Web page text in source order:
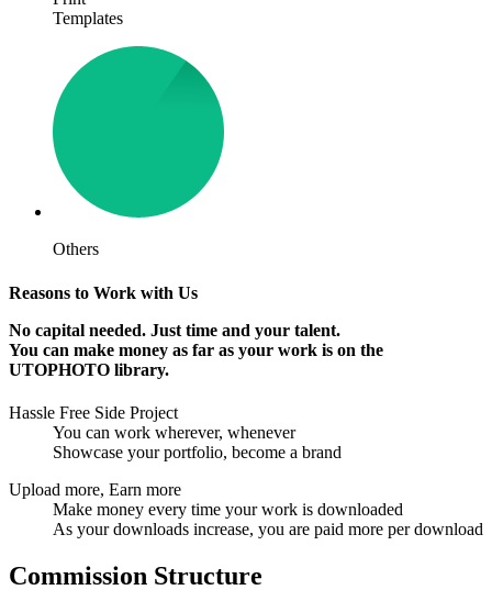
Templates
Others
Reasons to Work with Us
No capital needed. Just time and your talent.
You can make money as far as your work is on the
UTOPHOTO library.
Hassle Free Side Project
You can work wherever, whenever
Showcase your portfolio, become a brand
Upload more, Earn more
Make money every time your work is downloaded
As your downloads increase, you are paid more per download
Commission Structure